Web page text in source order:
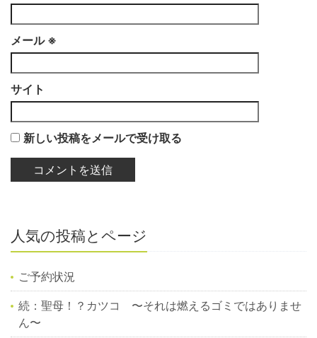
メール ※
サイト
新しい投稿をメールで受け取る
人気の投稿とページ
ご予約状況
続：聖母！？カツコ 〜それは燃えるゴミではありませ
ん〜